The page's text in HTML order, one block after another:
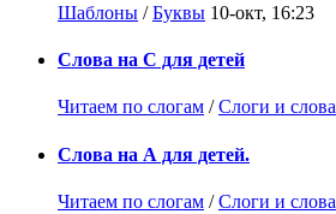
Шаблоны /Буквы 10-окт, 16:23
Слова на С для детей
Читаем по слогам /Слоги и слова
Слова на А для детей.
Читаем по слогам /Слоги и слова